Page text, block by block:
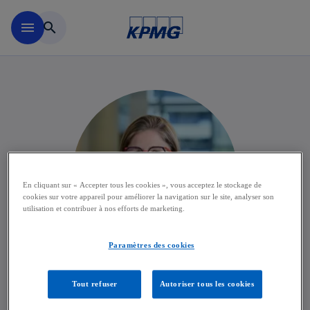
menu search
Bea Binst
En cliquant sur « Accepter tous les cookies », vous acceptez le stockage de
cookies sur votre appareil pour améliorer la navigation sur le site, analyser son
utilisation et contribuer à nos efforts de marketing.
Paramètres des cookies
Tout refuser Autoriser tous les cookies